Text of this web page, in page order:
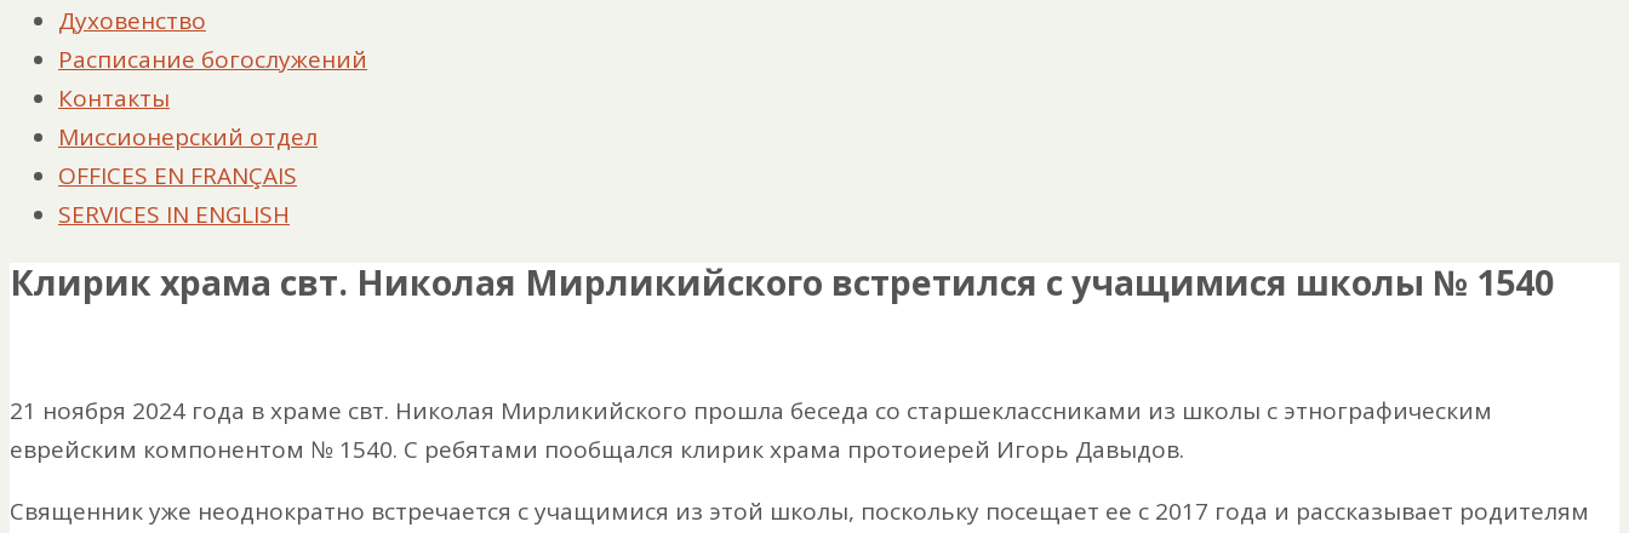
Духовенство
Расписание богослужений
Контакты
Миссионерский отдел
OFFICES EN FRANÇAIS
SERVICES IN ENGLISH
Клирик храма свт. Николая Мирликийского встретился с учащимися школы № 1540
21 ноября 2024 года в храме свт. Николая Мирликийского прошла беседа со старшеклассниками из школы с этнографическим
еврейским компонентом № 1540. С ребятами пообщался клирик храма протоиерей Игорь Давыдов.
Священник уже неоднократно встречается с учащимися из этой школы, поскольку посещает ее с 2017 года и рассказывает родителям